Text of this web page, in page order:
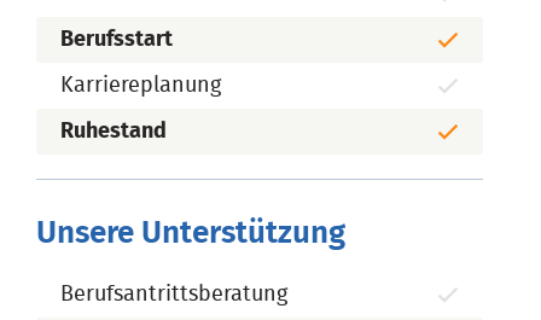
Berufsstart
Karriereplanung
Ruhestand
Unsere Unterstützung
Berufsantrittsberatung